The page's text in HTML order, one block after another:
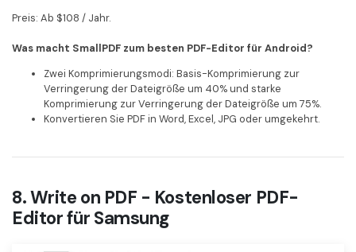
Preis: Ab $108 / Jahr.
Was macht SmallPDF zum besten PDF-Editor für Android?
Zwei Komprimierungsmodi: Basis-Komprimierung zur
Verringerung der Dateigröße um 40% und starke
Komprimierung zur Verringerung der Dateigröße um 75%.
Konvertieren Sie PDF in Word, Excel, JPG oder umgekehrt.
8. Write on PDF - Kostenloser PDF-
Editor für Samsung